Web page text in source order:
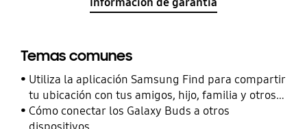
Temas comunes
Utiliza la aplicación Samsung Find para compartir
tu ubicación con tus amigos, hijo, familia y otros
contactos
Cómo conectar los Galaxy Buds a otros